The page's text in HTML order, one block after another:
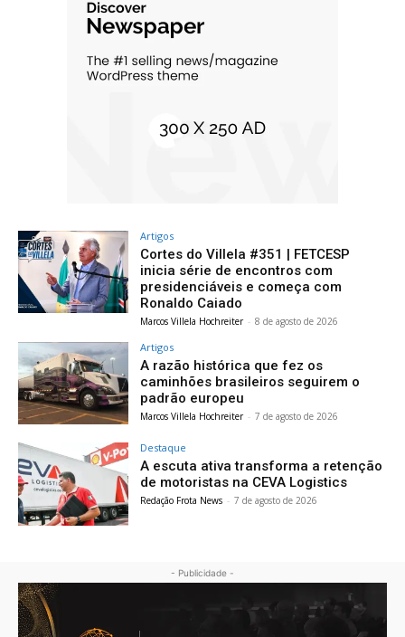
Artigos
Cortes do Villela #351 | FETCESP
inicia série de encontros com
presidenciáveis e começa com
Ronaldo Caiado
Marcos Villela Hochreiter - 8 de agosto de 2026
Artigos
A razão histórica que fez os
caminhões brasileiros seguirem o
padrão europeu
Marcos Villela Hochreiter - 7 de agosto de 2026
Destaque
A escuta ativa transforma a retenção
de motoristas na CEVA Logistics
Redação Frota News - 7 de agosto de 2026
- Publicidade -